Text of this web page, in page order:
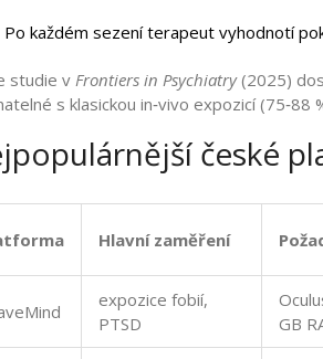
Po každém sezení terapeut vyhodnotí
studie vFrontiers in Psychiatry(2025)
s klasickou in‑vivo expozicí (75‑88
české
Hlavní zaměření
expozice fobií,
PTSD
GB